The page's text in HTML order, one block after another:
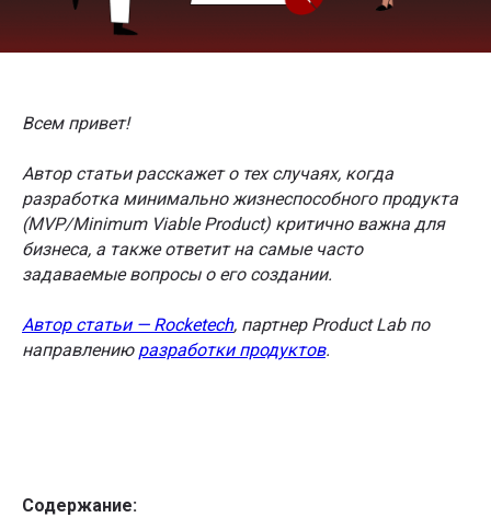
Всем привет!
Автор статьи расскажет о тех случаях, когда
разработка минимально жизнеспособного продукта
(MVP/Minimum Viable Product) критично важна для
бизнеса, а также ответит на самые часто
задаваемые вопросы о его создании.
Автор статьи — Rocketech, партнер Product Lab по
направлению разработки продуктов.
Содержание: